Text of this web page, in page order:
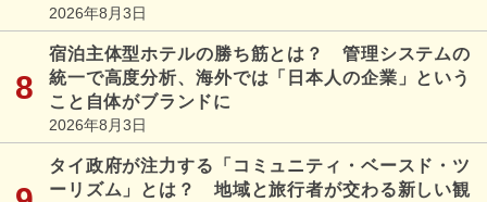
2026年8月3日
宿泊主体型ホテルの勝ち筋とは？ 管理システムの
統一で高度分析、海外では「日本人の企業」という
こと自体がブランドに
2026年8月3日
タイ政府が注力する「コミュニティ・ベースド・ツ
ーリズム」とは？ 地域と旅行者が交わる新しい観